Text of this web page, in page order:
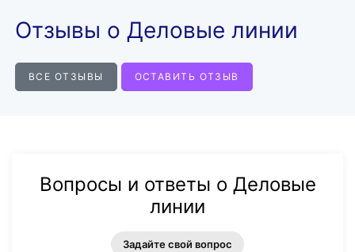
Отзывы о Деловые линии
ВСЕ ОТЗЫВЫ ОСТАВИТЬ ОТЗЫВ
Вопросы и ответы о Деловые
линии
Задайте свой вопрос